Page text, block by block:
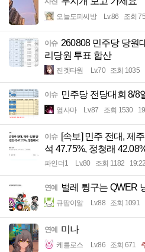
오늘도피씨방 Lv.86 조회
이슈 260808 민주당 당원
리당원 투표 합산
진겟타원 Lv.70 조회 1035
이슈 민주당 전당대회 8/8
옆사마 Lv.87 조회 1530
이슈 [속보] 민주 전대, 제
석 47.75%, 정청래
파인더1 Lv.80 조회 1182 19:22
연예 벌레 튕구는 QWER
큐땁이알 Lv.88 조회 1091
연예 미나
케를로스 Lv.86 조회 671